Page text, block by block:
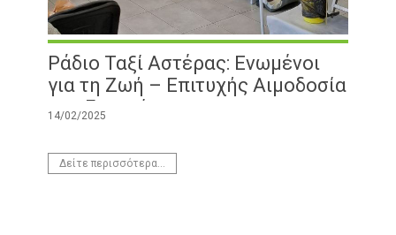
Ράδιο Ταξί Αστέρας: Ενωμένοι
για τη Ζωή – Επιτυχής Αιμοδοσία
στα Γραφεία μας
14/02/2025
Δείτε περισσότερα...